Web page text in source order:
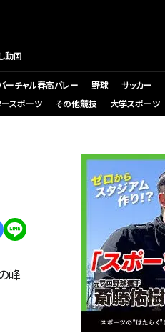
動画
ーチャル春高バレー 野球 サッカー
ースポーツ その他競技 大学スポーツ
峰